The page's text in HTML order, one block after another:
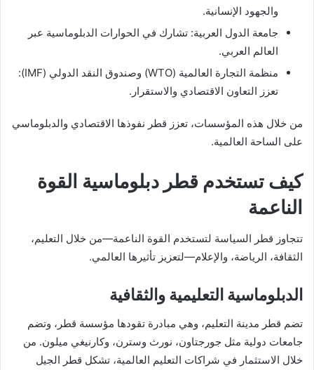
والجهود الإنسانية.
جامعة الدول العربية: تشارك في الحوارات الدبلوماسية عبر
العالم العربي.
منظمة التجارة العالمية (WTO) وصندوق النقد الدولي (IMF):
تعزز التعاون الاقتصادي والاستقرار.
من خلال هذه المؤسسات، تعزز قطر نفوذها الاقتصادي والدبلوماسي
على الساحة العالمية.
كيف تستخدم قطر دبلوماسية القوة
الناعمة
تتجاوز قطر السياسة لتستخدم القوة الناعمة—من خلال التعليم،
الثقافة، الرياضة، والإعلام—لتعزيز تأثيرها العالمي.
الدبلوماسية التعليمية والثقافية
تضم قطر مدينة التعليم، وهي مبادرة تقودها مؤسسة قطر، وتضم
جامعات دولية مثل جورجتاون، نورث وسترن، وكارنيغي ميلون. من
خلال الاستثمار في شراكات التعليم العالمية، تشكل قطر الجيل